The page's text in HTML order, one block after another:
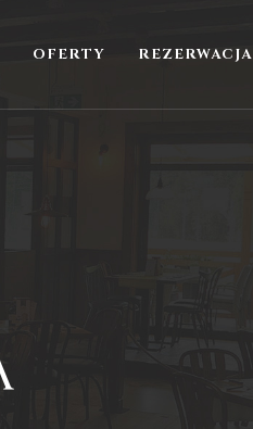
OFERTY REZERWACJA